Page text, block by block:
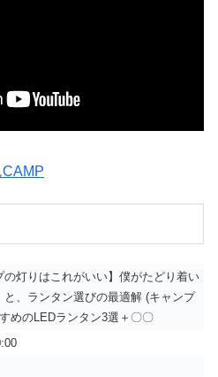
CAMP
の灯りはこれがいい】僕がたどり着い
と、ランタン選びの最適解 (キャンプ
めのLEDランタン3選＋〇〇